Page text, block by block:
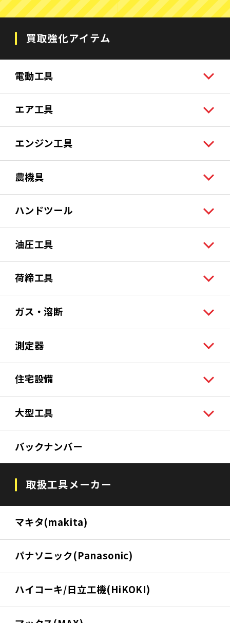
買取強化アイテム
電動工具
エア工具
エンジン工具
農機具
ハンドツール
油圧工具
荷締工具
ガス・溶断
測定器
住宅設備
大型工具
バックナンバー
取扱工具メーカー
マキタ(makita)
パナソニック(Panasonic)
ハイコーキ/日立工機(HiKOKI)